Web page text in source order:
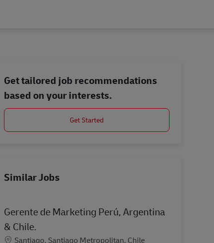
Get tailored job recommendations
based on your interests.
Get Started
Similar Jobs
Gerente de Marketing Perú, Argentina
& Chile.
Location
Santiago, Santiago Metropolitan, Chile